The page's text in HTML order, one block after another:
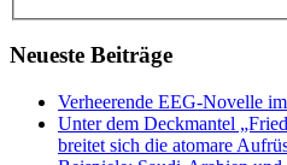
Neueste Beiträge
Verheerende EEG-Novelle
Unter dem Deckmantel
breitet sich die atomare